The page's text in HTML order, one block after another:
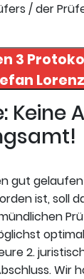
/ der
3
finden.
die
abrufen.
Keine
gut
ist, soll
2.
Wir